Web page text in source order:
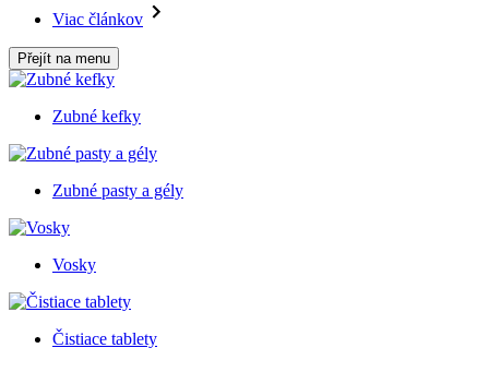
Viac článkov
Přejít na menu
Zubné kefky
Zubné pasty a gély
Vosky
Čistiace tablety